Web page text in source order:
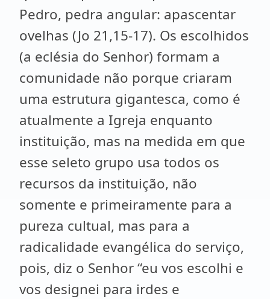
Pedro, pedra angular: apascentar
ovelhas (Jo 21,15-17). Os escolhidos
(a eclésia do Senhor) formam a
comunidade não porque criaram
uma estrutura gigantesca, como é
atualmente a Igreja enquanto
instituição, mas na medida em que
esse seleto grupo usa todos os
recursos da instituição, não
somente e primeiramente para a
pureza cultual, mas para a
radicalidade evangélica do serviço,
pois, diz o Senhor “eu vos escolhi e
vos designei para irdes e